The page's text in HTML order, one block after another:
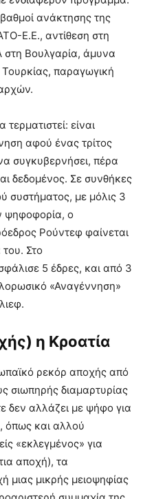
ανάκτησης της
Ε.Ε., αντίθεση στη
στη Βουλγαρία, άμυνα
Τουρκίας, παραγωγική
είναι
αφού ένας τρίτος
συγκυβερνήσει, πέρα
δεδομένος. Σε συνθήκες
συστήματος, με μόλις 3
ψηφοφορία, ο
Ρούντεφ φαίνεται
του. Στο
5 έδρες, και από 3
«Αναγέννηση»
η Κροατία
ρεκόρ αποχής από
σιωπηρής διαμαρτυρίας
δεν αλλάζει με ψήφο για
όπως και αλλού
«εκλεγμένος» για
αποχή), τα
μιας μικρής μειοψηφίας